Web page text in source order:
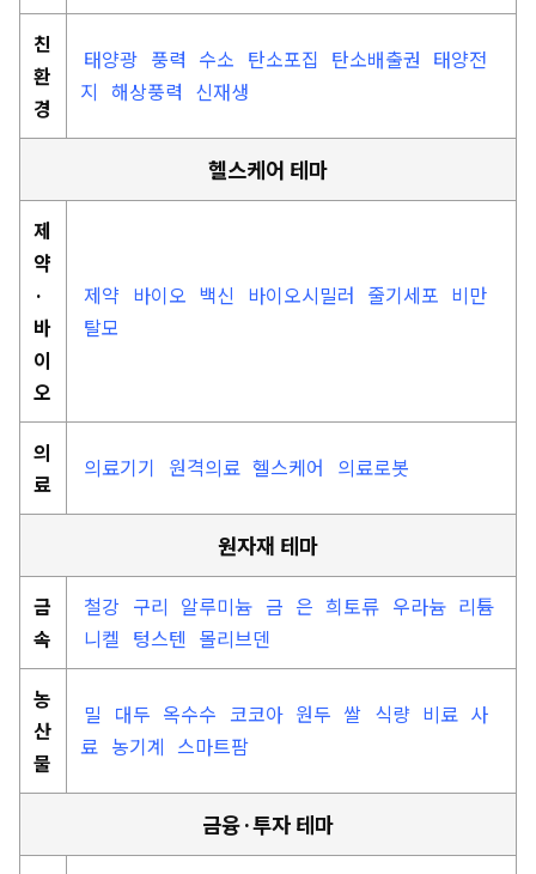
친
환
경
태양광 풍력 수소 탄소포집 탄소배출권 태양전
지 해상풍력 신재생
헬스케어 테마
제
약
·
바
이
오
제약 바이오 백신 바이오시밀러 줄기세포 비만
탈모
의
료
의료기기 원격의료 헬스케어 의료로봇
원자재 테마
금
속
철강 구리 알루미늄 금 은 희토류 우라늄 리튬
니켈 텅스텐 몰리브덴
농
산
물
밀 대두 옥수수 코코아 원두 쌀 식량 비료 사
료 농기계 스마트팜
금융·투자 테마